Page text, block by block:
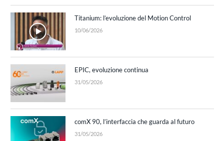
Titanium: l’evoluzione del Motion Control
10/06/2026
EPIC, evoluzione continua
31/05/2026
comX 90, l’interfaccia che guarda al futuro
31/05/2026